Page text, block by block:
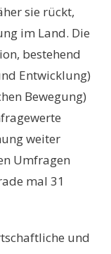
sie rückt,
im Land. Die
bestehend
Entwicklung)
Bewegung)
weiter
Umfragen
mal 31
und